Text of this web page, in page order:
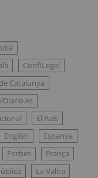
ConfiLegal
Catalunya
El País
English
Espanya
Forbes
França
La Valira